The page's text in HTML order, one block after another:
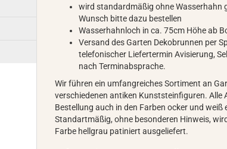
wird standardmäßig ohne Wasserhahn
Wunsch bitte dazu bestellen
Wasserhahnloch in ca. 75cm Höhe ab
Versand des Garten Dekobrunnen per
telefonischer Liefertermin Avisierung,
nach Terminabsprache.
Wir führen ein umfangreiches Sortiment an
verschiedenen antiken Kunststeinfiguren. Alle
Bestellung auch in den Farben ocker und weiß
Standartmäßig, ohne besonderen Hinweis,
Farbe hellgrau patiniert ausgeliefert.